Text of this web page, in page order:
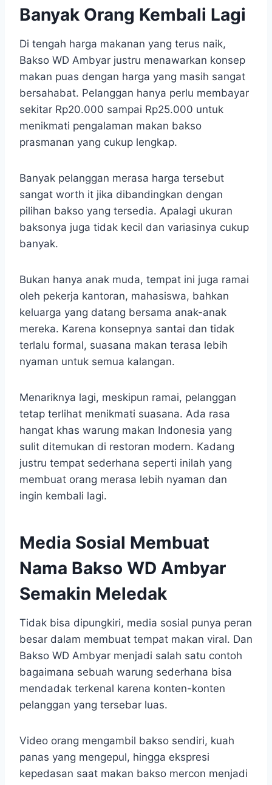
Banyak Orang Kembali Lagi
Di tengah harga makanan yang terus naik,
Bakso WD Ambyar justru menawarkan konsep
makan puas dengan harga yang masih sangat
bersahabat. Pelanggan hanya perlu membayar
sekitar Rp20.000 sampai Rp25.000 untuk
menikmati pengalaman makan bakso
prasmanan yang cukup lengkap.
Banyak pelanggan merasa harga tersebut
sangat worth it jika dibandingkan dengan
pilihan bakso yang tersedia. Apalagi ukuran
baksonya juga tidak kecil dan variasinya cukup
banyak.
Bukan hanya anak muda, tempat ini juga ramai
oleh pekerja kantoran, mahasiswa, bahkan
keluarga yang datang bersama anak-anak
mereka. Karena konsepnya santai dan tidak
terlalu formal, suasana makan terasa lebih
nyaman untuk semua kalangan.
Menariknya lagi, meskipun ramai, pelanggan
tetap terlihat menikmati suasana. Ada rasa
hangat khas warung makan Indonesia yang
sulit ditemukan di restoran modern. Kadang
justru tempat sederhana seperti inilah yang
membuat orang merasa lebih nyaman dan
ingin kembali lagi.
Media Sosial Membuat
Nama Bakso WD Ambyar
Semakin Meledak
Tidak bisa dipungkiri, media sosial punya peran
besar dalam membuat tempat makan viral. Dan
Bakso WD Ambyar menjadi salah satu contoh
bagaimana sebuah warung sederhana bisa
mendadak terkenal karena konten-konten
pelanggan yang tersebar luas.
Video orang mengambil bakso sendiri, kuah
panas yang mengepul, hingga ekspresi
kepedasan saat makan bakso mercon menjadi